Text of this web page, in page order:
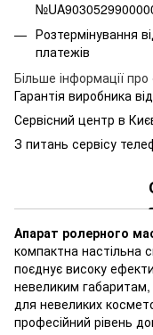
Розтермінування
платежів
Більше інформації
Гарантія виробника
Сервісний центр в
З питань сервісу
Апарат ролерного
компактна настільна
поєднує високу
невеликим
для невеликих
професійний рівень